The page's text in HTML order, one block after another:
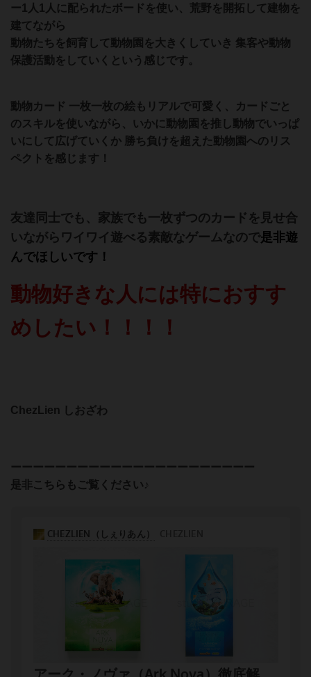
ー1人1人に配られたボードを使い、荒野を開拓して建物を
建てながら
動物たちを飼育して動物園を大きくしていき 集客や動物
保護活動をしていくという感じです。
動物カード 一枚一枚の絵もリアルで可愛く、カードごと
のスキルを使いながら、いかに動物園を推し動物でいっぱ
いにして広げていくか 勝ち負けを超えた動物園へのリス
ペクトを感じます！
友達同士でも、家族でも一枚ずつのカードを見せ合
いながらワイワイ遊べる素敵なゲームなので是非遊
んでほしいです！
動物好きな人には特におすす
めしたい！！！！
ChezLien しおざわ
ーーーーーーーーーーーーーーーーーーーーーー
是非こちらもご覧ください♪